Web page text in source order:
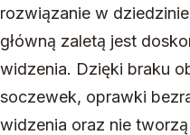
rozwiązanie w
główną zaletą jest
widzenia. Dzięki braku
soczewek, oprawki
widzenia oraz nie